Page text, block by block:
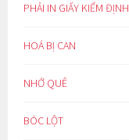
PHẢI IN GIẤY KIỂM ĐỊNH
HOÁ BỊ CAN
NHỚ QUÊ
BÓC LỘT